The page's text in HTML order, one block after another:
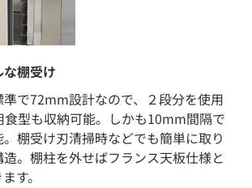
な棚受け
で72mm設計なので、２段分を使用
食型も収納可能。しかも10mm間隔で
棚受け刃清掃時などでも簡単に取り
。棚柱を外せばフランス天板仕様と
す。